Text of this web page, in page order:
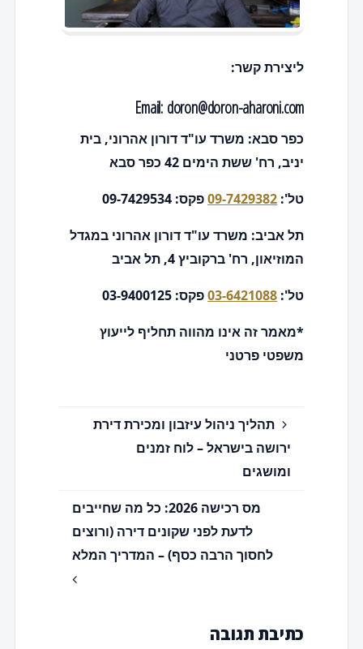
ליצירת קשר:
Email: doron@doron-aharoni.com
כפר סבא: משרד עו"ד דורון אהרוני, בית
יניב, רח' ששת הימים 42 כפר סבא
טל': 09-7429382פקס: 09-7429534
תל אביב: משרד עו"ד דורון אהרוני במגדל
המוזיאון, רח' ברקוביץ 4, תל אביב
טל': 03-6421088פקס: 03-9400125
*מאמר זה אינו מהווה תחליף לייעוץ
משפטי פרטני
תהליך ניהול עיזבון ומכירת דירת
ירושה בישראל – לוח זמנים
ומושגים
מס רכישה 2026: כל מה שחייבים
לדעת לפני שקונים דירה (ורוצים
לחסוך הרבה כסף) – המדריך המלא
כתיבת תגובה